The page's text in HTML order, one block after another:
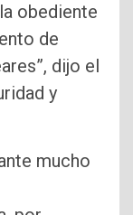
obediente
de
dijo el
y
mucho